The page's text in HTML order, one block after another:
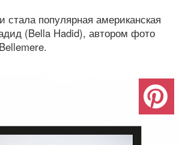
стала популярная американская
(Bella Hadid), автором фото